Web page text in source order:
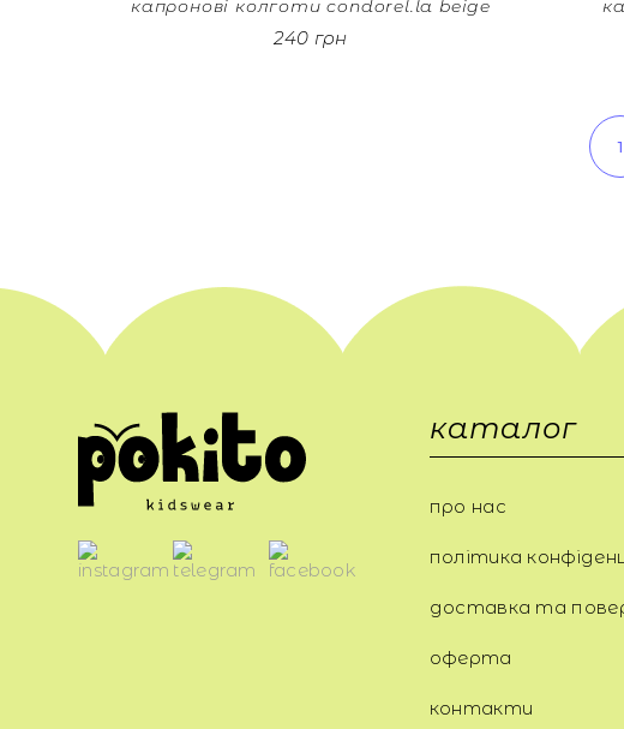
капронові колготи condorel.la beige
240 грн
1
каталог
про нас
політика
доставка та
оферта
контакти